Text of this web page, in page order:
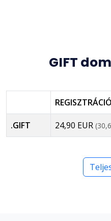
GIFT
REGISZTRÁCIÓ
.GIFT 24,90 EUR